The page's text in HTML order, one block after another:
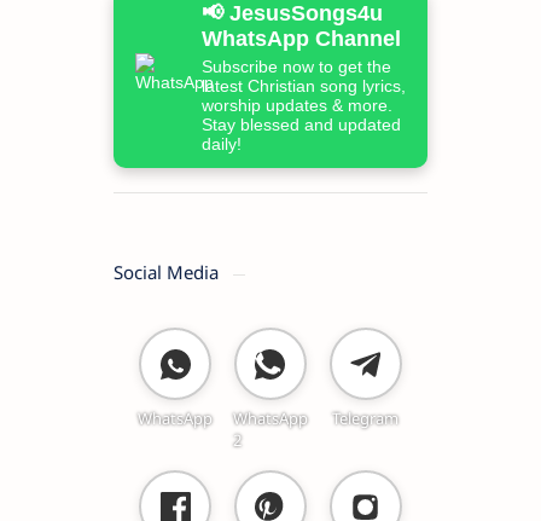
📢 JesusSongs4u
WhatsApp Channel
Subscribe now to get the
latest Christian song lyrics,
worship updates & more.
Stay blessed and updated
daily!
Social Media
WhatsApp
WhatsApp
2
Telegram